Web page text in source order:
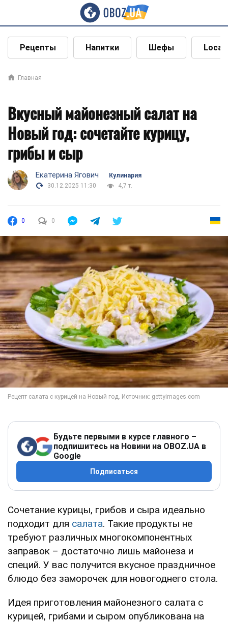
Рецепты Напитки Шефы Local
Главная
Вкусный майонезный салат на
Новый год: сочетайте курицу,
грибы и сыр
Екатерина Ягович
Кулинария
30.12.2025 11:30
4,7 т.
0 0
Будьте первыми в курсе главного –
подпишитесь на Новини на OBOZ.UA в
Google
Подписаться
Сочетание курицы, грибов и сыра идеально
подходит для салата. Такие продукты не
требуют различных многокомпонентных
заправок – достаточно лишь майонеза и
специй. У вас получится вкусное праздничное
блюдо без заморочек для новогоднего стола.
Идея приготовления майонезного салата с
курицей, грибами и сыром опубликована на